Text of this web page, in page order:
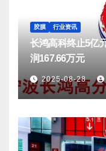
胶膜 行业资讯
长鸿高科终止5亿
润167.66万元
2025-08-28